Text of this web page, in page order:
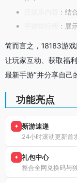
：结
：展
简而言之，18183游
让玩家互动、获取福
最新手游”并分享自己
功能亮点
✦ 新游速递
24小时滚动更新首
✦ 礼包中心
整合全网兑换码与